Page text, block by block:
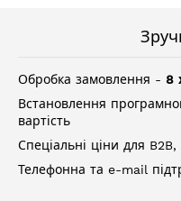
Обробка замовлення - 8
Встановлення
вартість
Спеціальні ціни для
Телефонна та e-mail